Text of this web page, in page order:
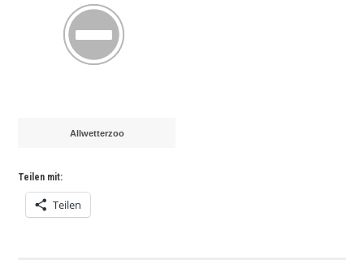
Allwetterzoo
Teilen mit:
Teilen